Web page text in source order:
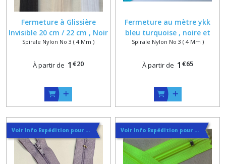
Fermeture à Glissière
Invisible 20 cm / 22 cm , Noir
, Marine , Rouge , Orange ,
Spirale Nylon No 3 ( 4 Mm )
À partir de 1 €20
Fermeture au mètre ykk
bleu turquoise , noire et
vert pistache numero 3
paire ou nue
Spirale Nylon No 3 ( 4 Mm )
À partir de 1 €65
Voir Info Expédition pour Régler les Frais de Port au Meilleur Prix , En haut d'ecran à Droite Voir Info Expédition pour Régler les Frais de Port au Meilleur Prix , En haut d'ecran à Droite